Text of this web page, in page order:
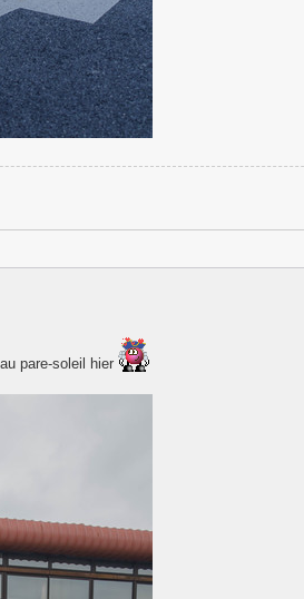
pare-soleil hier